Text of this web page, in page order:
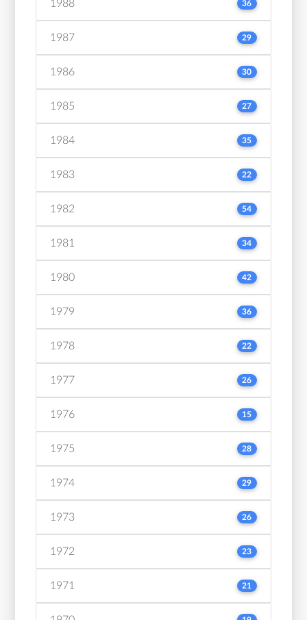
1988 36
1987 29
1986 30
1985 27
1984 35
1983 22
1982 54
1981 34
1980 42
1979 36
1978 22
1977 26
1976 15
1975 28
1974 29
1973 26
1972 23
1971 21